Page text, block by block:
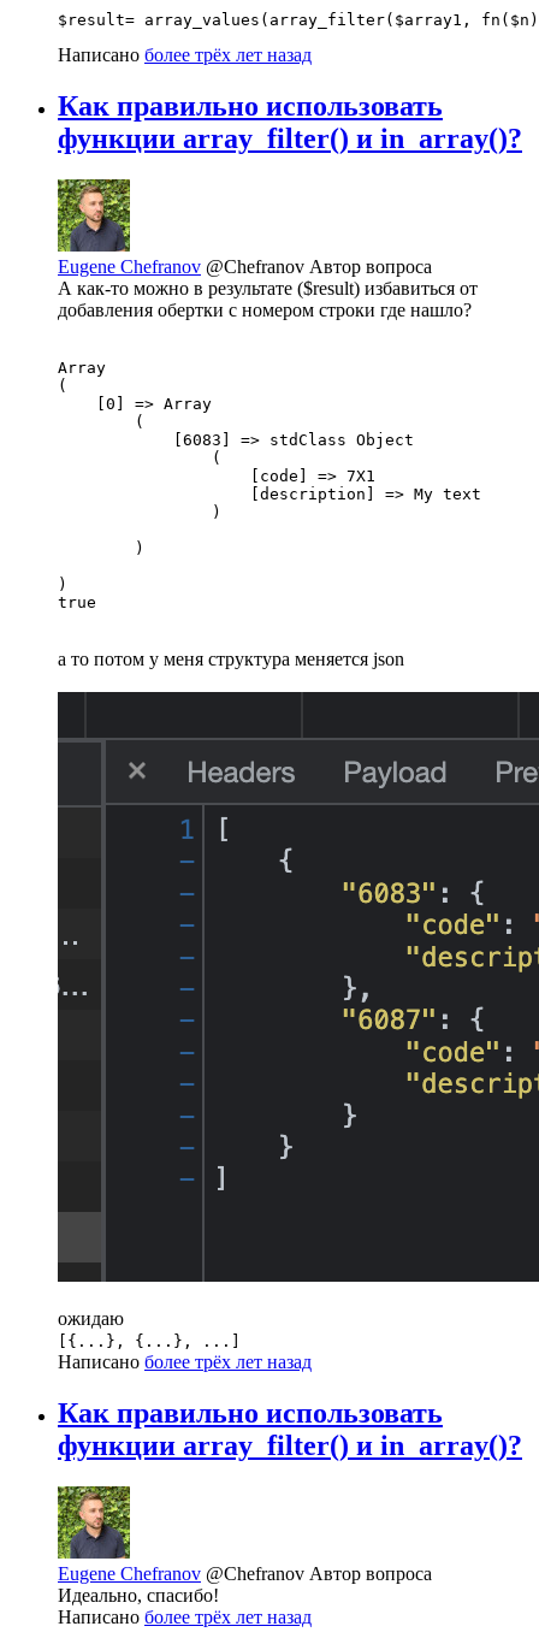
$result= array_values(array_filter($array1,
Написано более трёх лет назад
Как правильно использовать
функции array_filter() и in_array()?
Eugene Chefranov @Chefranov Автор вопроса
А как-то можно в результате ($result) избавиться от
добавления обертки с номером строки где нашло?
Array
(
    [0] => Array
        (
            [6083] => stdClass Object
                (
                    [code] => 7X1
                    [description] => My text
                )
        )
)
true
а то потом у меня структура меняется json
ожидаю
[{...}, {...}, ...]
Написано более трёх лет назад
Как правильно использовать
функции array_filter() и in_array()?
Eugene Chefranov @Chefranov Автор вопроса
Идеально, спасибо!
Написано более трёх лет назад